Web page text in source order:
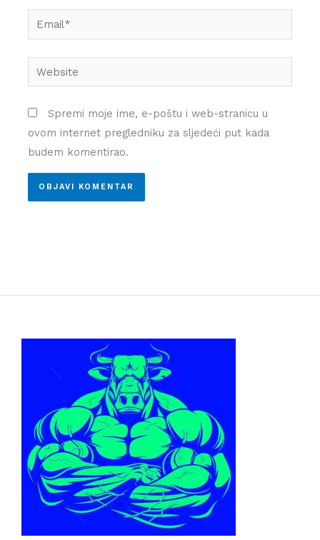
Email*
Website
Spremi moje ime, e-poštu i web-stranicu u
ovom internet pregledniku za sljedeći put kada
budem komentirao.